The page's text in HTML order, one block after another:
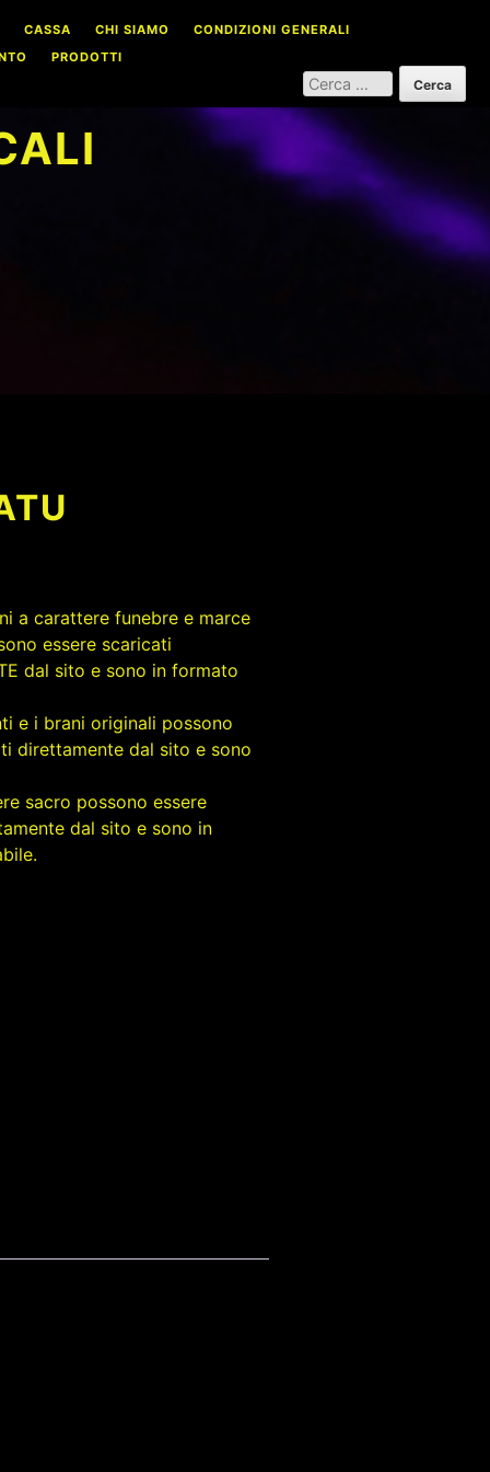
CASSA CHI SIAMO
CONDIZIONI GENERALI
PRODOTTI
RICERCA
PER:
a carattere funebre e marce
essere scaricati
dal sito e sono in formato
e i brani originali possono
direttamente dal sito e sono
sacro possono essere
dal sito e sono in